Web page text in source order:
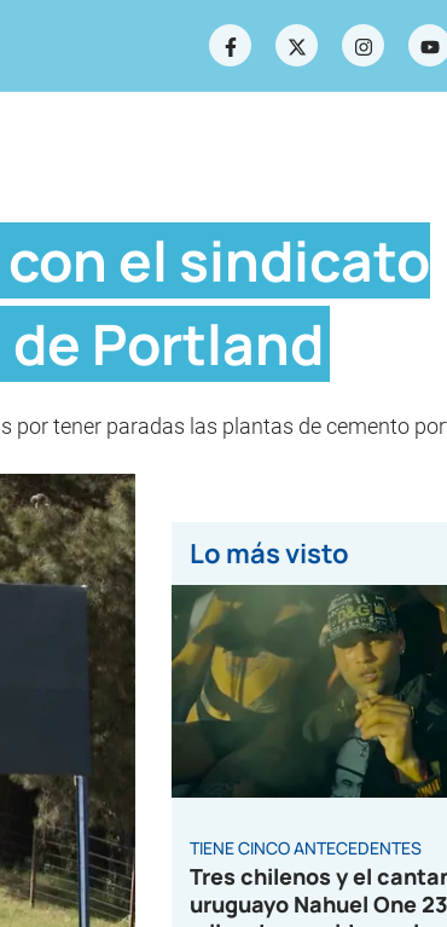
el sindicato
Portland
por tener paradas las plantas de cemento
Lo más visto
TIENE CINCO ANTECEDENTES
Tres chilenos y el
uruguayo Nahuel One